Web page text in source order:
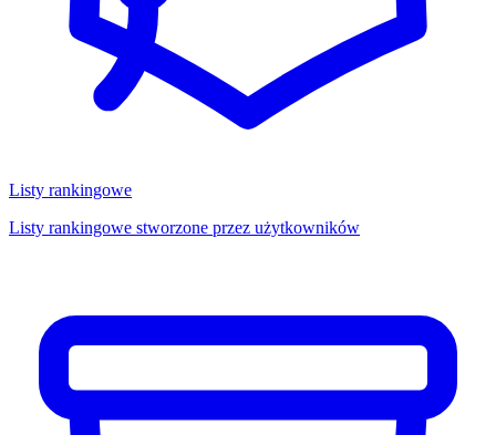
Listy rankingowe
Listy rankingowe stworzone przez użytkowników